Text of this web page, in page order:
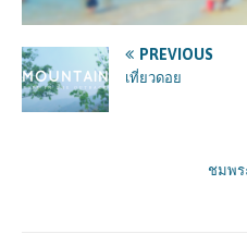
PREVIOUS
เที่ยวดอย
ชมพร